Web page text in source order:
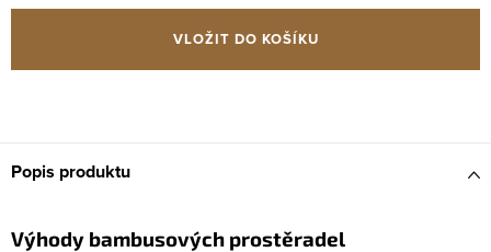
cena:
VLOŽIT DO KOŠÍKU
Popis produktu
Výhody bambusových prostěradel